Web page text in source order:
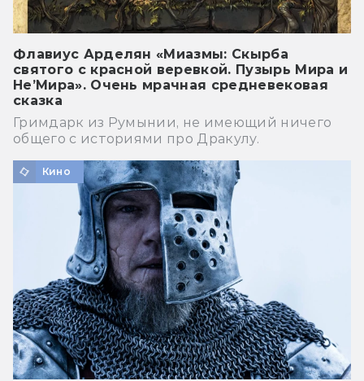
Флавиус Арделян «Миазмы: Скырба
святого с красной веревкой. Пузырь Мира и
Не’Мира». Очень мрачная средневековая
сказка
Гримдарк из Румынии, не имеющий ничего
общего с историями про Дракулу.
Кино